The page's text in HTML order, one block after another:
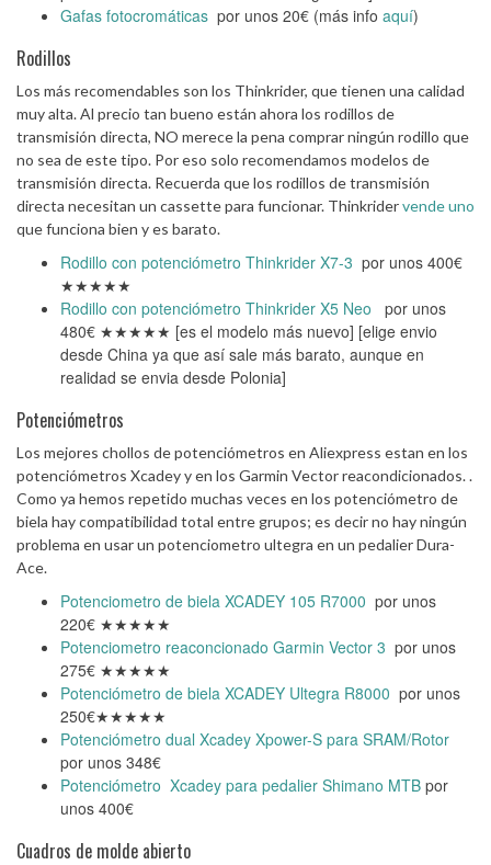
Gafas fotocromáticas por unos 20€ (más info aquí)
Rodillos
Los más recomendables son los Thinkrider, que tienen una calidad
muy alta. Al precio tan bueno están ahora los rodillos de
transmisión directa, NO merece la pena comprar ningún rodillo que
no sea de este tipo. Por eso solo recomendamos modelos de
transmisión directa. Recuerda que los rodillos de transmisión
directa necesitan un cassette para funcionar. Thinkridervende uno
que funciona bien y es barato.
Rodillo con potenciómetro Thinkrider X7-3 por unos 400€
★★★★★
Rodillo con potenciómetro Thinkrider X5 Neo
por unos
480€ ★★★★★ [es el modelo más nuevo] [elige envio
desde China ya que así sale más barato, aunque en
realidad se envia desde Polonia]
Potenciómetros
Los mejores chollos de potenciómetros en Aliexpress estan en los
potenciómetros Xcadey y en los Garmin Vector reacondicionados. .
Como ya hemos repetido muchas veces en los potenciómetro de
biela hay compatibilidad total entre grupos; es decir no hay ningún
problema en usar un potenciometro ultegra en un pedalier Dura-
Ace.
Potenciometro de biela XCADEY 105 R7000 por unos
220€ ★★★★★
Potenciometro reaconcionado Garmin Vector 3 por unos
275€ ★★★★★
Potenciómetro de biela XCADEY Ultegra R8000 por unos
250€★★★★★
Potenciómetro dual Xcadey Xpower-S para SRAM/Rotor
por unos 348€
Potenciómetro Xcadey para pedalier Shimano MTB por
unos 400€
Cuadros de molde abierto